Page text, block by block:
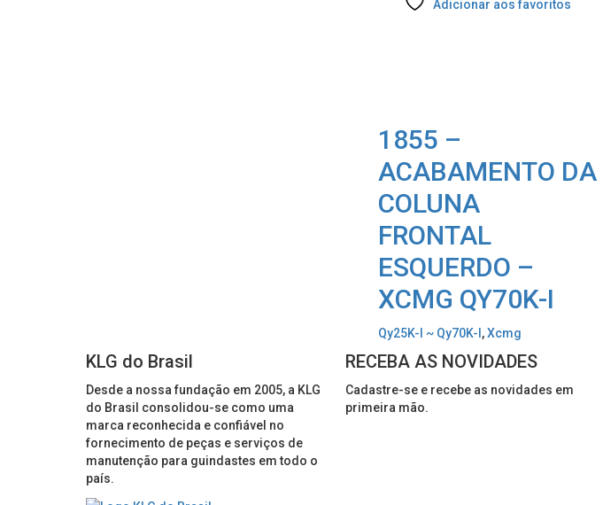
Adicionar aos favoritos
1855 –
ACABAMENTO DA
COLUNA
FRONTAL
ESQUERDO –
XCMG QY70K-I
Qy25K-I ~ Qy70K-I ,Xcmg
KLG do Brasil
Desde a nossa fundação em 2005, a KLG
do Brasil consolidou-se como uma
marca reconhecida e confiável no
fornecimento de peças e serviços de
manutenção para guindastes em todo o
país.
RECEBA AS NOVIDADES
Cadastre-se e recebe as novidades em
primeira mão.